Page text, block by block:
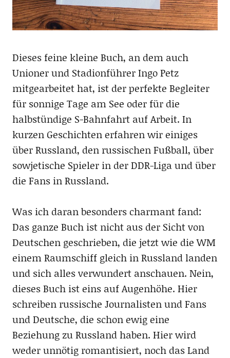
Dieses feine kleine Buch, an dem auch
Unioner und Stadionführer Ingo Petz
mitgearbeitet hat, ist der perfekte Begleiter
für sonnige Tage am See oder für die
halbstündige S-Bahnfahrt auf Arbeit. In
kurzen Geschichten erfahren wir einiges
über Russland, den russischen Fußball, über
sowjetische Spieler in der DDR-Liga und über
die Fans in Russland.
Was ich daran besonders charmant fand:
Das ganze Buch ist nicht aus der Sicht von
Deutschen geschrieben, die jetzt wie die WM
einem Raumschiff gleich in Russland landen
und sich alles verwundert anschauen. Nein,
dieses Buch ist eins auf Augenhöhe. Hier
schreiben russische Journalisten und Fans
und Deutsche, die schon ewig eine
Beziehung zu Russland haben. Hier wird
weder unnötig romantisiert, noch das Land